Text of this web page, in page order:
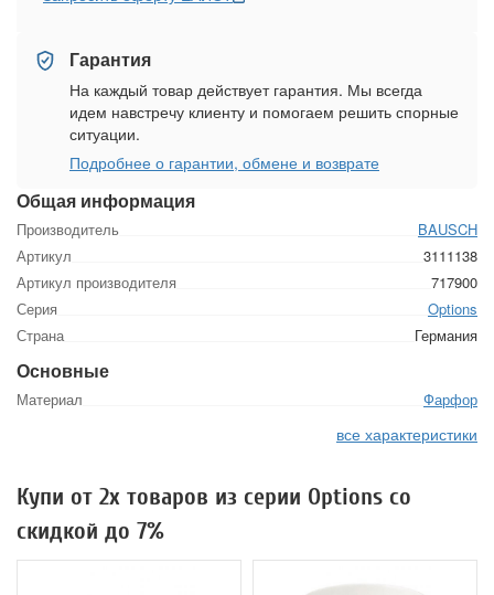
Общая информация
Производитель
BAUSCH
Артикул
3111138
Артикул производителя
717900
Серия
Options
Страна
Германия
Основные
Материал Фарфор
все характеристики
Гарантия
На каждый товар действует гарантия. Мы всегда
идем навстречу клиенту и помогаем решить спорные
ситуации.
Подробнее о гарантии, обмене и возврате
Купи от 2х товаров из серии Options со
скидкой до 7%